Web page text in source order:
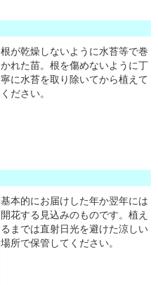
根が乾燥しないように水苔等で巻
かれた苗。根を傷めないように丁
寧に水苔を取り除いてから植えて
ください。
基本的にお届けした年か翌年には
開花する見込みのものです。植え
るまでは直射日光を避けた涼しい
場所で保管してください。